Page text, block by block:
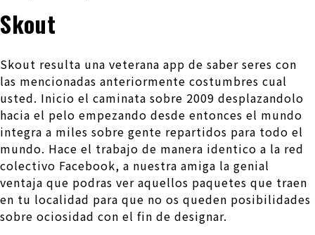
Skout
Skout resulta una veterana app de saber seres con
las mencionadas anteriormente costumbres cual
usted. Inicio el caminata sobre 2009 desplazandolo
hacia el pelo empezando desde entonces el mundo
integra a miles sobre gente repartidos para todo el
mundo. Hace el trabajo de manera identico a la red
colectivo Facebook, a nuestra amiga la genial
ventaja que podras ver aquellos paquetes que traen
en tu localidad para que no os queden posibilidades
sobre ociosidad con el fin de designar.